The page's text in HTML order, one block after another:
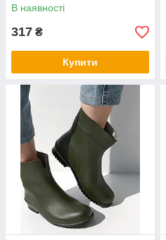
В наявності
317 ₴
Купити